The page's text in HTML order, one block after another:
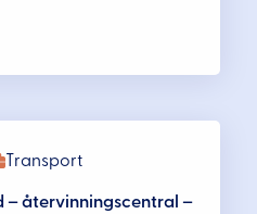
Transport
– återvinningscentral –